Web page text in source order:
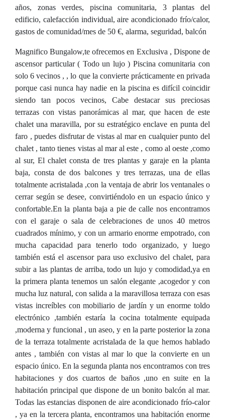
años, zonas verdes, piscina comunitaria, 3 plantas del
edificio, calefacción individual, aire acondicionado frío/calor,
gastos de comunidad/mes de 50 €, alarma, seguridad, balcón
Magnifico Bungalow,te ofrecemos en Exclusiva , Dispone de
ascensor particular ( Todo un lujo ) Piscina comunitaria con
solo 6 vecinos , , lo que la convierte prácticamente en privada
porque casi nunca hay nadie en la piscina es difícil coincidir
siendo tan pocos vecinos, Cabe destacar sus preciosas
terrazas con vistas panorámicas al mar, que hacen de este
chalet una maravilla, por su estratégico enclave en punta del
faro , puedes disfrutar de vistas al mar en cualquier punto del
chalet , tanto tienes vistas al mar al este , como al oeste ,como
al sur, El chalet consta de tres plantas y garaje en la planta
baja, consta de dos balcones y tres terrazas, una de ellas
totalmente acristalada ,con la ventaja de abrir los ventanales o
cerrar según se desee, convirtiéndolo en un espacio único y
confortable.En la planta baja a pie de calle nos encontramos
con el garaje o sala de celebraciones de unos 40 metros
cuadrados mínimo, y con un armario enorme empotrado, con
mucha capacidad para tenerlo todo organizado, y luego
también está el ascensor para uso exclusivo del chalet, para
subir a las plantas de arriba, todo un lujo y comodidad,ya en
la primera planta tenemos un salón elegante ,acogedor y con
mucha luz natural, con salida a la maravillosa terraza con esas
vistas increíbles con mobiliario de jardín y un enorme toldo
electrónico ,también estaría la cocina totalmente equipada
,moderna y funcional , un aseo, y en la parte posterior la zona
de la terraza totalmente acristalada de la que hemos hablado
antes , también con vistas al mar lo que la convierte en un
espacio único. En la segunda planta nos encontramos con tres
habitaciones y dos cuartos de baños ,uno en suite en la
habitación principal que dispone de un bonito balcón al mar.
Todas las estancias disponen de aire acondicionado frío-calor
, ya en la tercera planta, encontramos una habitación enorme